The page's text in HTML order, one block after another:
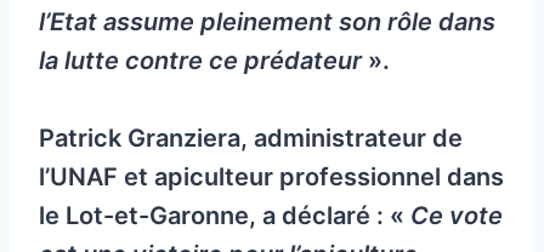
l’Etat assume pleinement son rôle dans
la lutte contre ce prédateur».
Patrick Granziera, administrateur de
l’UNAF et apiculteur professionnel dans
le Lot-et-Garonne, a déclaré : « Ce vote